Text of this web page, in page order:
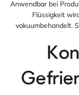
Anwendbar bei
Flüssigkeit
vakuumbehandelt.